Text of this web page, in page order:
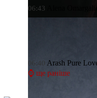
06:43 Alena
06:40 Arash Pure
⌚ ще раніше